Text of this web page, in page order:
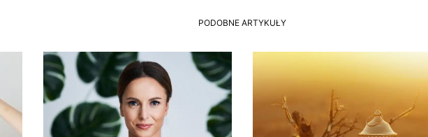
PODOBNE ARTYKUŁY